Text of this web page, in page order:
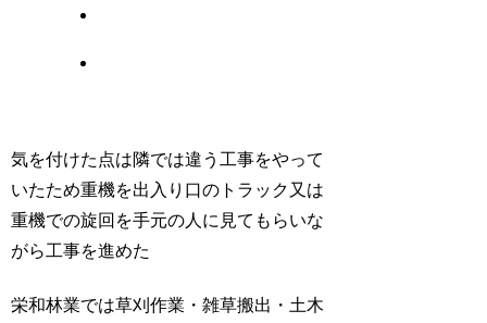
気を付けた点は隣では違う工事をやって
いたため重機を出入り口のトラック又は
重機での旋回を手元の人に見てもらいな
がら工事を進めた
栄和林業では草刈作業・雑草搬出・土木